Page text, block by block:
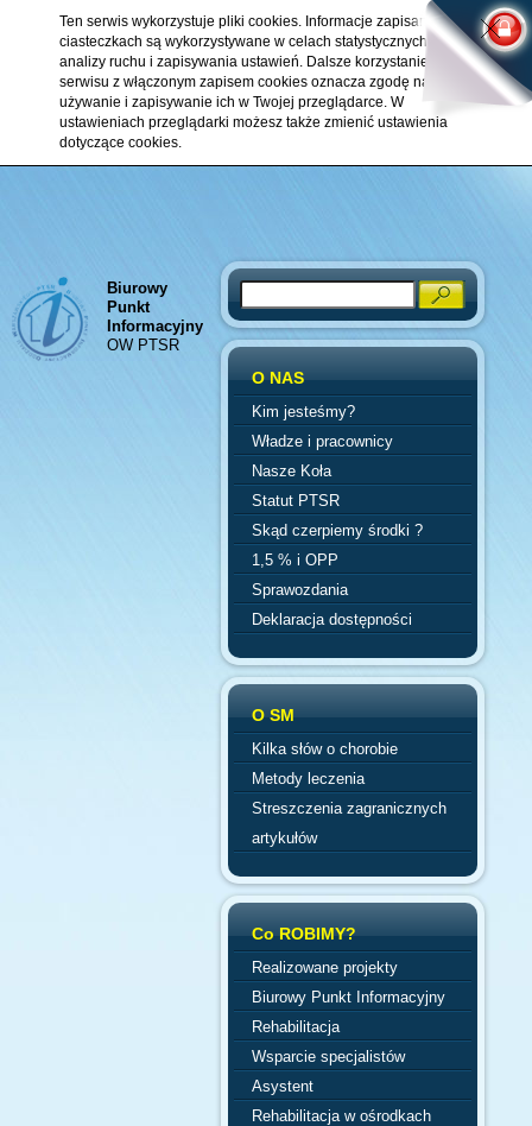
Ten serwis wykorzystuje pliki cookies. Informacje zapisane w
ciasteczkach są wykorzystywane w celach statystycznych,
analizy ruchu i zapisywania ustawień. Dalsze korzystanie z
serwisu z włączonym zapisem cookies oznacza zgodę na ich
używanie i zapisywanie ich w Twojej przeglądarce. W
ustawieniach przeglądarki możesz także zmienić ustawienia
dotyczące cookies.
Biurowy
Punkt
Informacyjny
OW PTSR
Search
O NAS
Kim jesteśmy?
Władze i pracownicy
Nasze Koła
Statut PTSR
Skąd czerpiemy środki ?
1,5 % i OPP
Sprawozdania
Deklaracja dostępności
O SM
Kilka słów o chorobie
Metody leczenia
Streszczenia zagranicznych
artykułów
Co ROBIMY?
Realizowane projekty
Biurowy Punkt Informacyjny
Rehabilitacja
Wsparcie specjalistów
Asystent
Rehabilitacja w ośrodkach